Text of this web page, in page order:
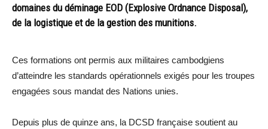
domaines du déminage EOD (Explosive Ordnance Disposal),
de la logistique et de la gestion des munitions.
Ces formations ont permis aux militaires cambodgiens
d’atteindre les standards opérationnels exigés pour les troupes
engagées sous mandat des Nations unies.
Depuis plus de quinze ans, la DCSD française soutient au